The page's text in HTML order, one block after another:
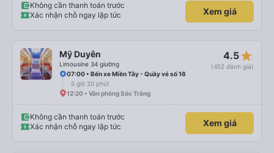
Không cần thanh toán trước
Xác nhận chỗ ngay lập tức
Xem giá
Mỹ Duyên
Limousine 34 giường
4.5 star_rate
(452 đánh giá)
07:00 • Bến xe Miền Tây - Quầy vé số 16
5 giờ 20 phút
12:20 • Văn phòng Sóc Trăng
Không cần thanh toán trước
Xác nhận chỗ ngay lập tức
Xem giá